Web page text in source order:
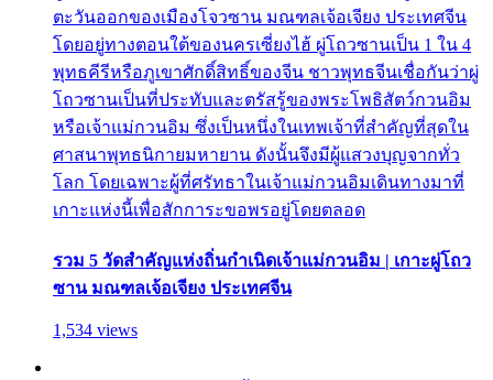
ตะวันออกของเมืองโจวซาน มณฑลเจ้อเจียง ประเทศจีน
โดยอยู่ทางตอนใต้ของนครเซี่ยงไฮ้ ผู่โถวซานเป็น 1 ใน 4
พุทธคีรีหรือภูเขาศักดิ์สิทธิ์ของจีน ชาวพุทธจีนเชื่อกันว่าผู่
โถวซานเป็นที่ประทับและตรัสรู้ของพระโพธิสัตว์กวนอิม
หรือเจ้าแม่กวนอิม ซึ่งเป็นหนึ่งในเทพเจ้าที่สำคัญที่สุดใน
ศาสนาพุทธนิกายมหายาน ดังนั้นจึงมีผู้แสวงบุญจากทั่ว
โลก โดยเฉพาะผู้ที่ศรัทธาในเจ้าแม่กวนอิมเดินทางมาที่
เกาะแห่งนี้เพื่อสักการะขอพรอยู่โดยตลอด
รวม 5 วัดสำคัญแห่งถิ่นกำเนิดเจ้าแม่กวนอิม | เกาะผู่โถว
ซาน มณฑลเจ้อเจียง ประเทศจีน
1,534 views